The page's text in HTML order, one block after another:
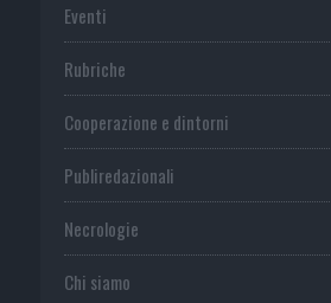
Eventi
Rubriche
Cooperazione e dintorni
Publiredazionali
Necrologie
Chi siamo